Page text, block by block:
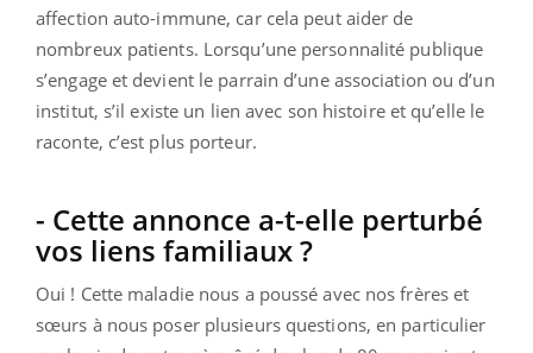
affection auto-immune, car cela peut aider de
nombreux patients. Lorsqu’une personnalité publique
s’engage et devient le parrain d’une association ou d’un
institut, s’il existe un lien avec son histoire et qu’elle le
raconte, c’est plus porteur.
- Cette annonce a-t-elle perturbé
vos liens familiaux ?
Oui ! Cette maladie nous a poussé avec nos frères et
sœurs à nous poser plusieurs questions, en particulier